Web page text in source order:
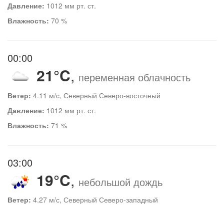
Давление: 1012 мм рт. ст.
Влажность: 70 %
00:00
21°C, переменная облачность
Ветер: 4.11 м/с, Северный Северо-восточный
Давление: 1012 мм рт. ст.
Влажность: 71 %
03:00
19°C, небольшой дождь
Ветер: 4.27 м/с, Северный Северо-западный